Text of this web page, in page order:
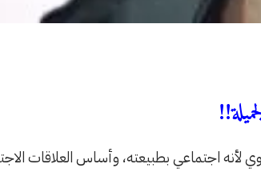
اجتماعي بطبيعته، وأساس العلاقات